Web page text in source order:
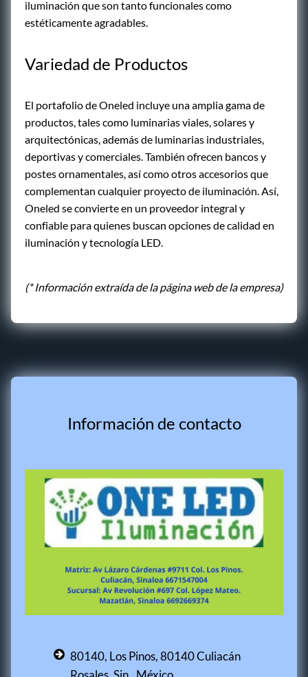
iluminación que son tanto funcionales como
estéticamente agradables.
Variedad de Productos
El portafolio de Oneled incluye una amplia gama de
productos, tales como luminarias viales, solares y
arquitectónicas, además de luminarias industriales,
deportivas y comerciales. También ofrecen bancos y
postes ornamentales, así como otros accesorios que
complementan cualquier proyecto de iluminación. Así,
Oneled se convierte en un proveedor integral y
confiable para quienes buscan opciones de calidad en
iluminación y tecnología LED.
(* Información extraída de la página web de la empresa)
Información de contacto
80140, Los Pinos, 80140 Culiacán